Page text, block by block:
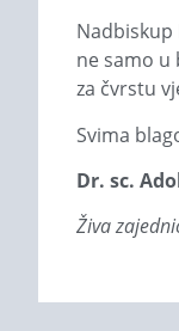
Nadbiskup
ne samo u
za čvrstu
Svima
Dr. sc.
Živa